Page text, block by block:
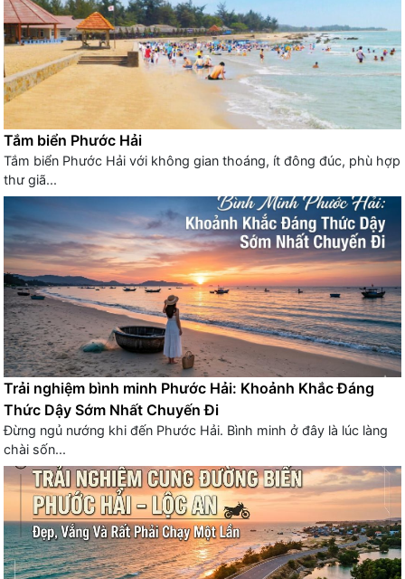
Tắm biển Phước Hải
Tắm biển Phước Hải với không gian thoáng, ít đông đúc, phù hợp
thư giã...
Trải nghiệm bình minh Phước Hải: Khoảnh Khắc Đáng
Thức Dậy Sớm Nhất Chuyến Đi
Đừng ngủ nướng khi đến Phước Hải. Bình minh ở đây là lúc làng
chài sốn...